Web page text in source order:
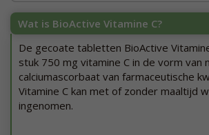
Wat is BioActive Vitamine C?
De gecoate tabletten BioActive
stuk 750 mg vitamine C in de vorm van
calciumascorbaat van farmaceutische
Vitamine C kan met of zonder maaltijd
ingenomen.